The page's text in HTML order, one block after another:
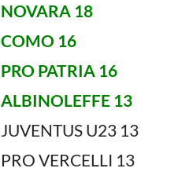
NOVARA 18
COMO 16
PRO PATRIA 16
ALBINOLEFFE 13
JUVENTUS U23 13
PRO VERCELLI 13